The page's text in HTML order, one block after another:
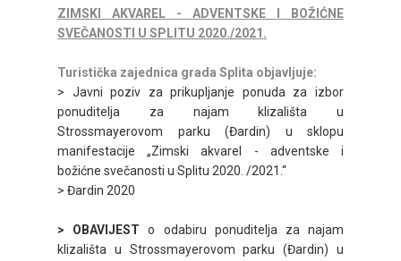
ZIMSKI AKVAREL - ADVENTSKE I BOŽIĆNE
SVEČANOSTI U SPLITU 2020./2021.
Turistička zajednica grada Splita objavljuje:
> Javni poziv za prikupljanje ponuda za izbor
ponuditelja za najam klizališta u
Strossmayerovom parku (Đardin) u sklopu
manifestacije „Zimski akvarel - adventske i
božićne svečanosti u Splitu 2020. /2021.“
> Đardin 2020
> OBAVIJESTo odabiru ponuditelja za najam
klizališta u Strossmayerovom parku (Đardin) u